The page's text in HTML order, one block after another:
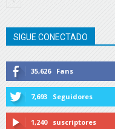
SIGUE CONECTADO
35,626 Fans
7,693 Seguidores
1,240 suscriptores